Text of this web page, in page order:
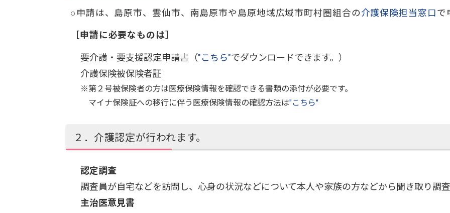
○申請は、島原市、雲仙市、南島原市や島原地域広域市町村圏組合の介護保険担当窓口 で
［申請に必要なものは］
要介護・要支援認定申請書（"こちら"でダウンロードできます。）
介護保険被保険者証
※第２号被保険者の方は医療保険情報を確認できる書類の添付が必要です。
マイナ保険証への移行に伴う医療保険情報の確認方法は"こちら"
２．介護認定が行われます。
認定調査
調査員が自宅などを訪問し、心身の状況などについて本人や家族の方などから聞き取り調査
主治医意見書